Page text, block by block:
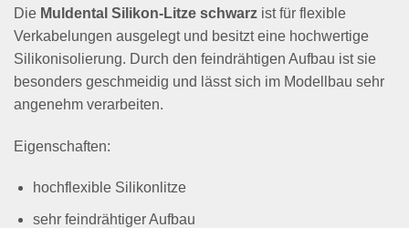
Die Muldental Silikon-Litze schwarz ist für flexible
Verkabelungen ausgelegt und besitzt eine hochwertige
Silikonisolierung. Durch den feindrähtigen Aufbau ist sie
besonders geschmeidig und lässt sich im Modellbau sehr
angenehm verarbeiten.
Eigenschaften:
hochflexible Silikonlitze
sehr feindrähtiger Aufbau